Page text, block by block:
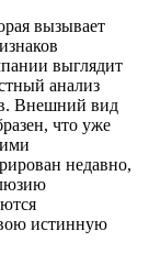
вызывает
выглядит
анализ
Внешний вид
что уже
недавно,
истинную